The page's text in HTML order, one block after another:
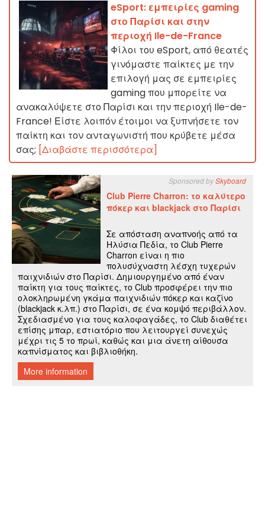
eSport: εμπειρίες gaming
στο Παρίσι και στην
περιοχή Ile-de-France
Φίλοι του eSport, από θεατές
γινόμαστε παίκτες με την
επιλογή μας σε εμπειρίες
gaming που μπορείτε να
ανακαλύψετε στο Παρίσι και την περιοχή Ile-de-
France! Είστε λοιπόν έτοιμοι να ξυπνήσετε τον
παίκτη και τον ανταγωνιστή που κρύβετε μέσα
σας; [Διαβάστε περισσότερα]